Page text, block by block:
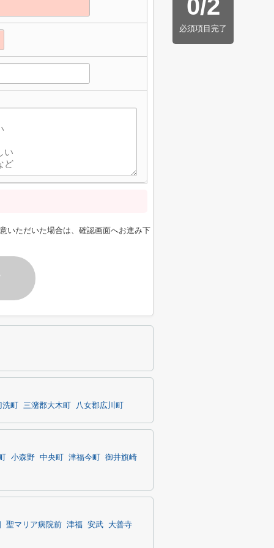
0/2
必須項目完了
いただいた場合は、確認画面へお進み下
町 三潴郡大木町 八女郡広川町
小森野 中央町 津福今町 御井旗崎
聖マリア病院前 津福 安武 大善寺